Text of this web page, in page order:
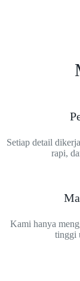
Setiap detail
rapi,
Kami hanya
tinggi